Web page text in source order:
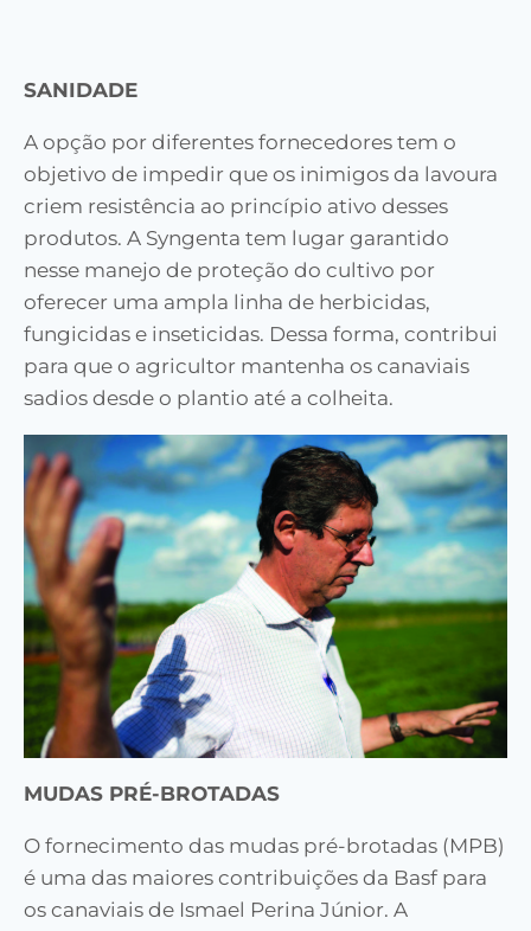
SANIDADE
A opção por diferentes fornecedores tem o
objetivo de impedir que os inimigos da lavoura
criem resistência ao princípio ativo desses
produtos. A Syngenta tem lugar garantido
nesse manejo de proteção do cultivo por
oferecer uma ampla linha de herbicidas,
fungicidas e inseticidas. Dessa forma, contribui
para que o agricultor mantenha os canaviais
sadios desde o plantio até a colheita.
MUDAS PRÉ-BROTADAS
O fornecimento das mudas pré-brotadas (MPB)
é uma das maiores contribuições da Basf para
os canaviais de Ismael Perina Júnior. A